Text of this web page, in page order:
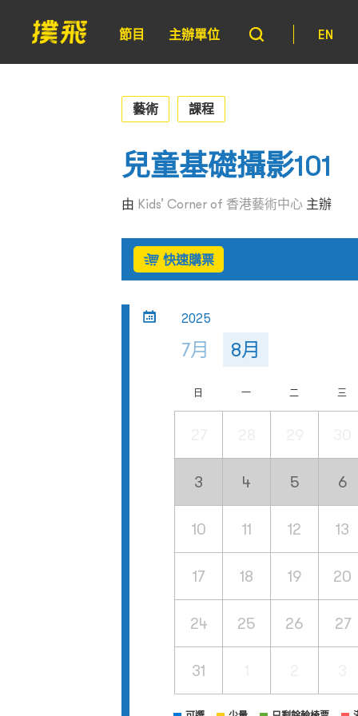
節目 主辦單位 EN
藝術 課程
兒童基礎攝影101
由 Kids’ Corner of 香港藝術中心 主辦
快速購票
2025
7月 8月
日 一 二 三
3 4 5 6
10 11 12 13
17 18 19 20
24 25 26 27
31